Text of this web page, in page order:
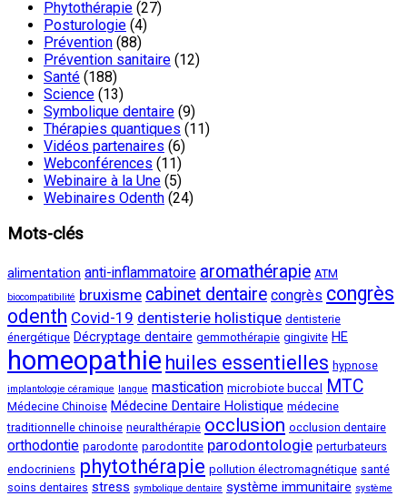
Phytothérapie (27)
Posturologie (4)
Prévention (88)
Prévention sanitaire (12)
Santé (188)
Science (13)
Symbolique dentaire (9)
Thérapies quantiques (11)
Vidéos partenaires (6)
Webconférences (11)
Webinaire à la Une (5)
Webinaires Odenth (24)
Mots-clés
alimentation anti-inflammatoire aromathérapie ATM
biocompatibilité bruxisme cabinet dentaire congrès congrès
odenth Covid-19 dentisterie holistique dentisterie
énergétique Décryptage dentaire gemmothérapie gingivite HE
homeopathie huiles essentielles hypnose
implantologie céramique langue mastication microbiote buccal MTC
Médecine Chinoise Médecine Dentaire Holistique médecine
traditionnelle chinoise neuralthérapie occlusion occlusion dentaire
orthodontie parodonte parodontite parodontologie perturbateurs
endocriniens phytothérapie pollution électromagnétique santé
soins dentaires stress symbolique dentaire système immunitaire système